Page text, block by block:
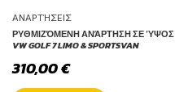
ΑΝΑΡΤΉΣΕΙΣ
ΡΥΘΜΙΖΌΜΕΝΗ ΑΝΆΡΤΗΣΗ ΣΕ ΎΨΟΣ
VW GOLF 7 LIMO & SPORTSVAN
310,00€